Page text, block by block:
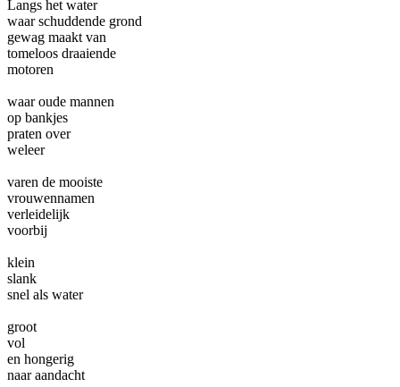
Langs het water
waar schuddende grond
gewag maakt van
tomeloos draaiende
motoren
waar oude mannen
op bankjes
praten over
weleer
varen de mooiste
vrouwennamen
verleidelijk
voorbij
klein
slank
snel als water
groot
vol
en hongerig
naar aandacht